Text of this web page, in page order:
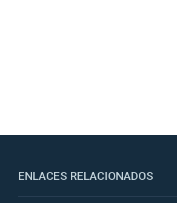
ENLACES RELACIONADOS